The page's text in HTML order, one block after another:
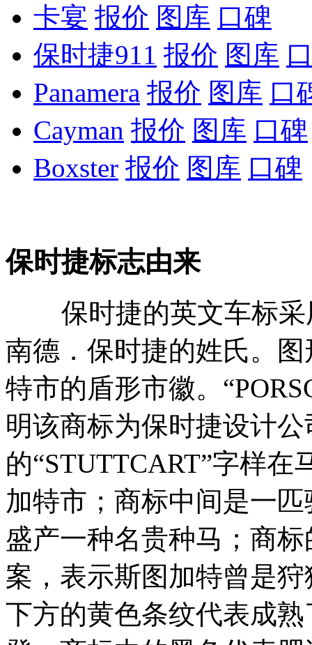
卡宴 报价 图库 口碑
保时捷911 报价 图库
Panamera 报价 图库 口
Cayman 报价 图库 口碑
Boxster 报价 图库 口碑
保时捷标志由来
保时捷的英文车标采
南德．保时捷的姓氏。
特市的盾形市徽。
明该商标为保时捷设计
的“STUTTCART”字样
加特市；商标中间是一
盛产一种名贵种马；商
案，表示斯图加特曾是
下方的黄色条纹代表成